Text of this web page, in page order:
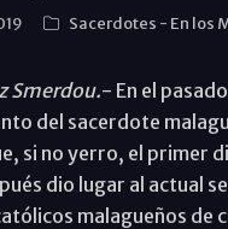
Sacerdotes - En los
Smerdou.- En el
del sacerdote
si no yerro, el primer
dio lugar al actual
malagueños de